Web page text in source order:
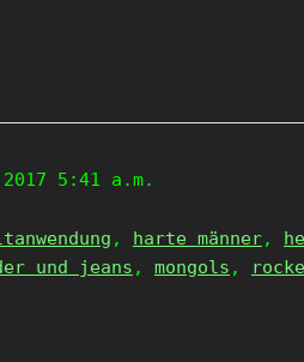
5:41 a.m.
, harte männer,
und jeans , mongols ,